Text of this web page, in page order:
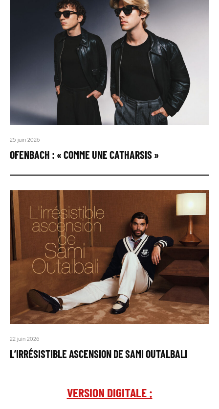
25 juin 2026
OFENBACH : « COMME UNE CATHARSIS »
22 juin 2026
L’IRRÉSISTIBLE ASCENSION DE SAMI OUTALBALI
VERSION DIGITALE :